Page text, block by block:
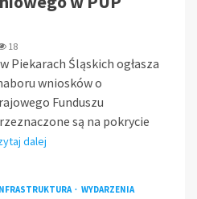
18
Piekarach Śląskich ogłasza
wniosków o
Funduszu
są na pokrycie
dalej
WYDARZENIA